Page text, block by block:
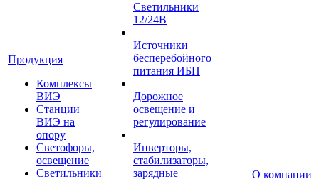
Продукция
Комплексы
ВИЭ
Станции
ВИЭ на
опору
Светофоры,
освещение
Светильники
Светильники
12/24В
Источники
бесперебойного
питания ИБП
Дорожное
освещение и
регулирование
Инверторы,
стабилизаторы,
зарядные
О компании